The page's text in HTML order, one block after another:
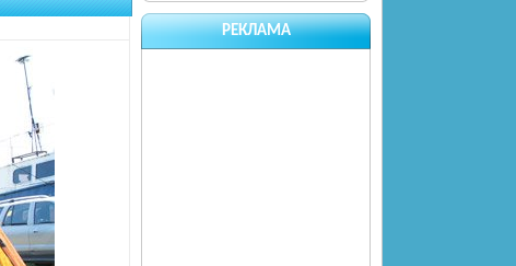
РЕКЛАМА